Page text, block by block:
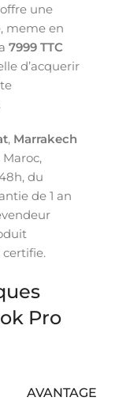
une
meme en
7999 TTC
d’acquerir
, Marrakech
du
de 1 an
certifie.
Pro
AVANTAGE